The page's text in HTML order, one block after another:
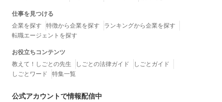
仕事を見つける
企業を探す
特徴から企業を探す
ランキングから企業を探す
転職エージェントを探す
お役立ちコンテンツ
教えて！しごとの先生
しごとの法律ガイド
しごとガイド
しごとワード
特集一覧
公式アカウントで情報配信中